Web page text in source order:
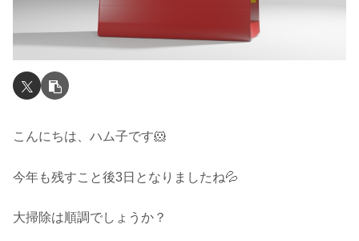
こんにちは、ハム子です🐹
今年も残すこと後3日となりましたね💦
大掃除は順調でしょうか？